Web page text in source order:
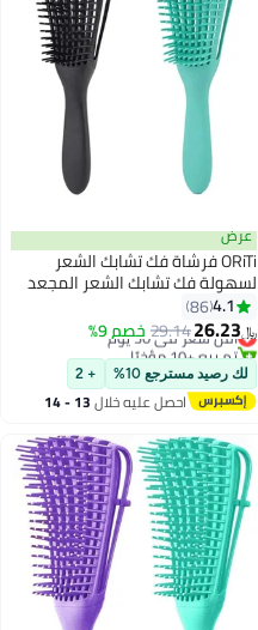
عرض
ORiTi فرشاة فك تشابك الشعر
لسهولة فك تشابك الشعر المجعد
بما في ذلك الشعر المموج والمجعد
والشعر المتعرج من أمريكا
الأفريقية.
4.1
86
﷼‏26.23
29.14خصم 9% أقل سعر في 30 يوم
تم بيع +10 مؤخرًا
أقل سعر في 30 يوم
لك رصيد مسترجع 10% + 2
احصل عليه خلال 13 - 14